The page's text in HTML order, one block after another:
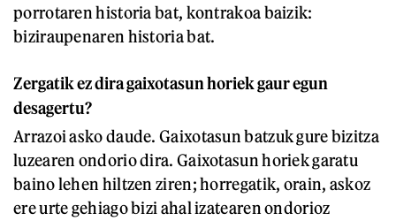
porrotaren historia bat, kontrakoa baizik:
biziraupenaren historia bat.
Zergatik ez dira gaixotasun horiek gaur egun
desagertu?
Arrazoi asko daude. Gaixotasun batzuk gure bizitza
luzearen ondorio dira. Gaixotasun horiek garatu
baino lehen hiltzen ziren; horregatik, orain, askoz
ere urte gehiago bizi ahal izatearen ondorioz